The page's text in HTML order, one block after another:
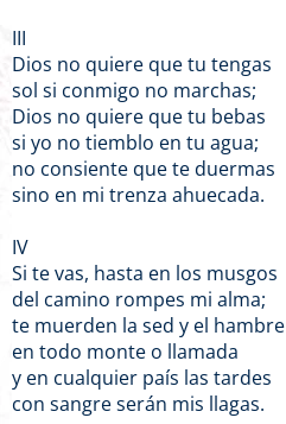
III
Dios no quiere que tu tengas
sol si conmigo no marchas;
Dios no quiere que tu bebas
si yo no tiemblo en tu agua;
no consiente que te duermas
sino en mi trenza ahuecada.
IV
Si te vas, hasta en los musgos
del camino rompes mi alma;
te muerden la sed y el hambre
en todo monte o llamada
y en cualquier país las tardes
con sangre serán mis llagas.